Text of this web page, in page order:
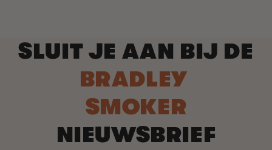
SLUIT JE AAN BIJ DE
BRADLEY
SMOKER
NIEUWSBRIEF